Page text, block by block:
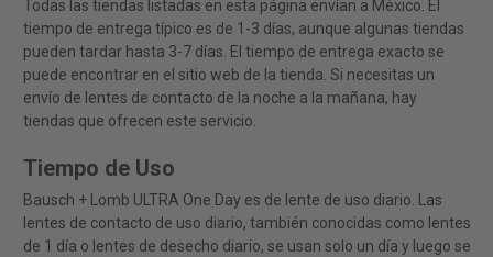
Todas las tiendas listadas en esta página envían a México. El
tiempo de entrega típico es de 1-3 días, aunque algunas tiendas
pueden tardar hasta 3-7 días. El tiempo de entrega exacto se
puede encontrar en el sitio web de la tienda. Si necesitas un
envío de lentes de contacto de la noche a la mañana, hay
tiendas que ofrecen este servicio.
Tiempo de Uso
Bausch + Lomb ULTRA One Day es de lente de uso diario. Las
lentes de contacto de uso diario, también conocidas como lentes
de 1 día o lentes de desecho diario, se usan solo un día y luego se